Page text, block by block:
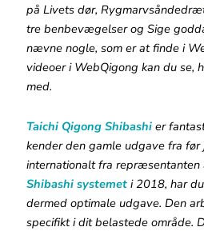
på Livets dør,
tre benbevægelser og Sige
nævne nogle, som er at finde i
videoer i WebQigong kan du se,
med.
Taichi Qigong Shibashi er
kender den gamle udgave fra
internationalt fra
Shibashi systemet i 2018, har
dermed optimale udgave. Den
specifikt i dit belastede område.